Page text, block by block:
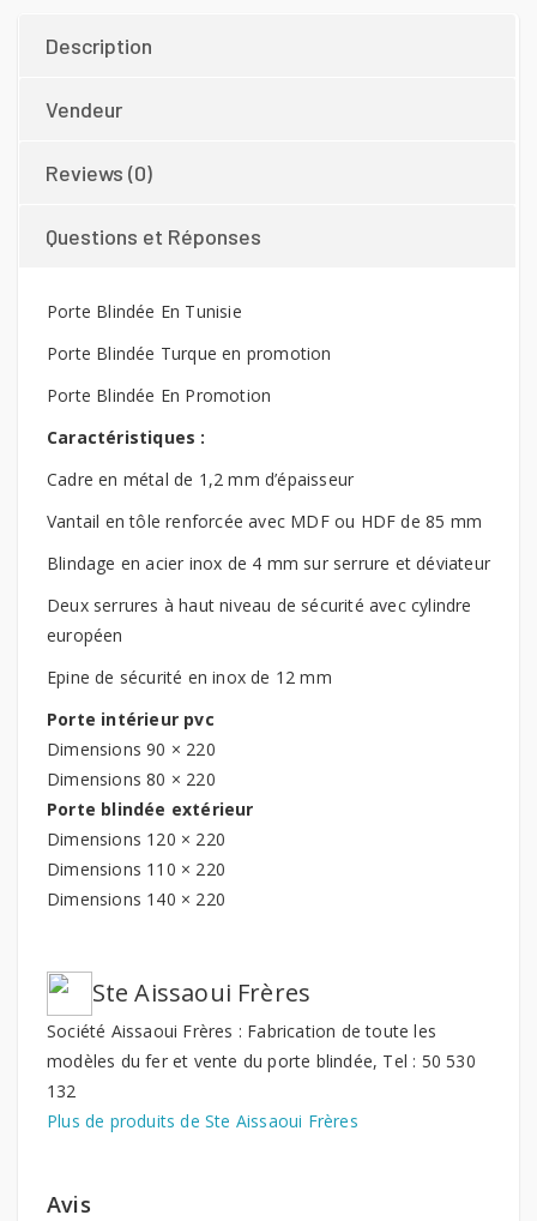
Description
Vendeur
Reviews (0)
Questions et Réponses
Porte Blindée En Tunisie
Porte Blindée Turque en promotion
Porte Blindée En Promotion
Caractéristiques :
Cadre en métal de 1,2 mm d’épaisseur
Vantail en tôle renforcée avec MDF ou HDF de 85 mm
Blindage en acier inox de 4 mm sur serrure et déviateur
Deux serrures à haut niveau de sécurité avec cylindre
européen
Epine de sécurité en inox de 12 mm
Porte intérieur pvc
Dimensions 90 × 220
Dimensions 80 × 220
Porte blindée extérieur
Dimensions 120 × 220
Dimensions 110 × 220
Dimensions 140 × 220
Ste Aissaoui Frères
Société Aissaoui Frères : Fabrication de toute les
modèles du fer et vente du porte blindée, Tel : 50 530
132
Plus de produits de Ste Aissaoui Frères
Avis